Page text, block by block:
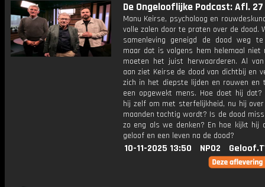
De Ongelooflijke Podcast: Afl. 27
Manu Keirse, psycholoog en
volle zalen door te praten over de dood.
samenleving geneigd de dood weg
maar dat is volgens hem helemaal niet
moeten het juist herwaarderen. Al
aan ziet Keirse de dood van dichtbij en
zich in het diepste lijden en rouwen en
een opgewekt mens. Hoe doet hij dat?
hij zelf om met sterfelijkheid, nu hij
maanden tachtig wordt? Is de dood
zo eng als we denken? En hoe kijkt hij
geloof en een leven na de dood?
10-11-2025 13:50 NPO2